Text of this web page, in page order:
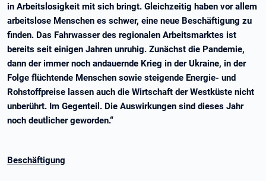
in Arbeitslosigkeit mit sich bringt. Gleichzeitig haben vor allem
arbeitslose Menschen es schwer, eine neue Beschäftigung zu
finden. Das Fahrwasser des regionalen Arbeitsmarktes ist
bereits seit einigen Jahren unruhig. Zunächst die Pandemie,
dann der immer noch andauernde Krieg in der Ukraine, in der
Folge flüchtende Menschen sowie steigende Energie- und
Rohstoffpreise lassen auch die Wirtschaft der Westküste nicht
unberührt. Im Gegenteil. Die Auswirkungen sind dieses Jahr
noch deutlicher geworden.“
Beschäftigung